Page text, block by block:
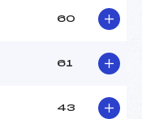
60
61
43